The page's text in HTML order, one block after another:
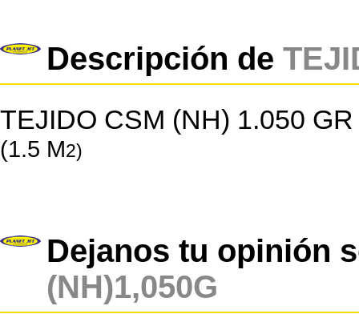
Descripción de
TEJIDO CSM (NH) 1.050
(1.5 M2)
Dejanos tu opinión
(NH)1,050G